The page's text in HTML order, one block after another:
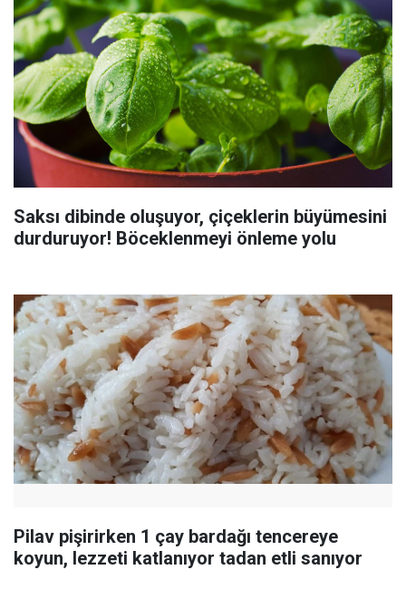
Saksı dibinde oluşuyor, çiçeklerin büyümesini
durduruyor! Böceklenmeyi önleme yolu
Pilav pişirirken 1 çay bardağı tencereye
koyun, lezzeti katlanıyor tadan etli sanıyor